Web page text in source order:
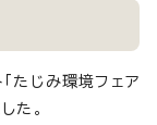
たじみ環境フェア
た。